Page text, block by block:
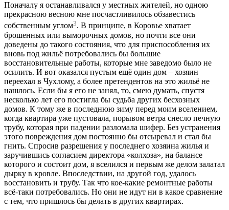
Поначалу я останавливался у местных жителей, но одною
прекрасною весною мне посчастливилось обзавестись
собственным углом3. В принципе, в Коровье хватает
брошенных или выморочных домов, но почти все они
доведены до такого состояния, что для приспособления их
вновь под жильё потребовались бы большие
восстановительные работы, которые мне заведомо было не
осилить. И вот оказался пустым ещё один дом – хозяин
переехал в Чухлому, а более претендентов на это жильё не
нашлось. Если бы я его не занял, то, смею думать, спустя
несколько лет его постигла бы судьба других бесхозных
домов. К тому же в последнюю зиму перед моим вселением,
когда квартира уже пустовала, порывом ветра снесло печную
трубу, которая при падении разломала шифер. Без устранения
этого повреждения дом постоянно бы отсыревал и стал бы
гнить. Спросив разрешения у последнего хозяина жилья и
заручившись согласием директора «колхоза», на балансе
которого и состоит дом, я вселился и первым же делом залатал
дырку в кровле. Впоследствии, на другой год, удалось
восстановить и трубу. Так что кое-какие ремонтные работы
всё-таки потребовались. Но они не идут ни в какое сравнение
с тем, что пришлось бы делать в других квартирах.